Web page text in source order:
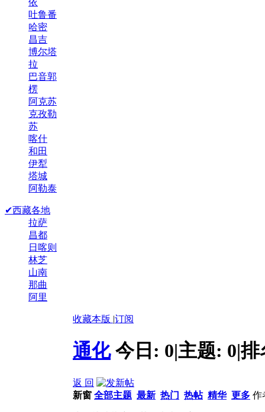
吐鲁番
哈密
昌吉
博尔塔
拉
巴音郭
楞
阿克苏
克孜勒
苏
喀什
和田
伊犁
塔城
阿勒泰
✔西藏各地
拉萨
昌都
日喀则
林芝
山南
那曲
阿里
收藏本版 |订阅
通化 今日: 0|主题: 0|
返 回
新窗 全部主题 最新 热门 热帖 精华 更多 作